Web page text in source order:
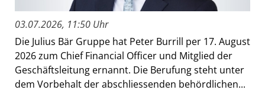
03.07.2026, 11:50 Uhr
Die Julius Bär Gruppe hat Peter Burrill per 17. August
2026 zum Chief Financial Officer und Mitglied der
Geschäftsleitung ernannt. Die Berufung steht unter
dem Vorbehalt der abschliessenden behördlichen...